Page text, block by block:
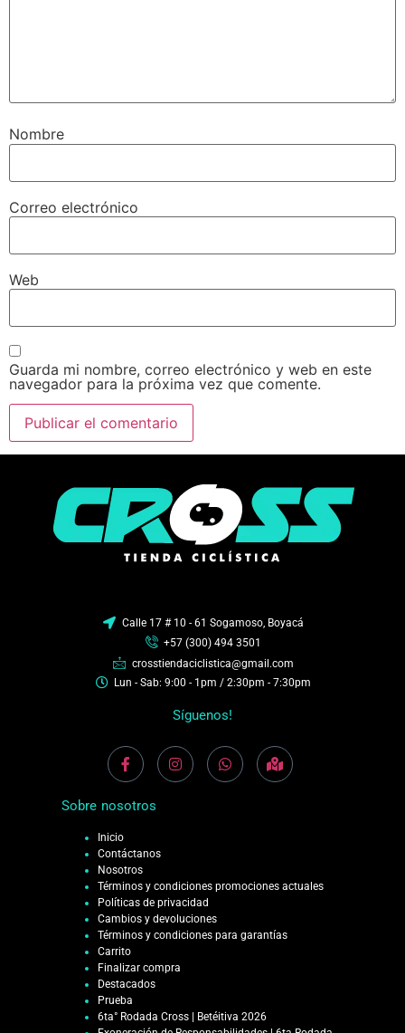
Nombre
Correo electrónico
Web
Guarda mi nombre, correo electrónico y web en este
navegador para la próxima vez que comente.
Calle 17 # 10 - 61 Sogamoso, Boyacá
+57 (300) 494 3501
crosstiendaciclistica@gmail.com
Lun - Sab: 9:00 - 1pm / 2:30pm - 7:30pm
Síguenos!
Sobre nosotros
Inicio
Contáctanos
Nosotros
Términos y condiciones promociones actuales
Políticas de privacidad
Cambios y devoluciones
Términos y condiciones para garantías
Carrito
Finalizar compra
Destacados
Prueba
6ta° Rodada Cross | Betéitiva 2026